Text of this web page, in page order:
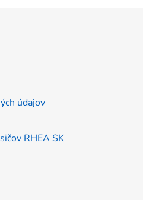
údajov
RHEA SK